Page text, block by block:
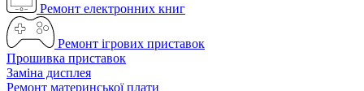
Ремонт електронних книг
Ремонт ігрових приставок
Прошивка приставок
Заміна дисплея
Ремонт материнської плати